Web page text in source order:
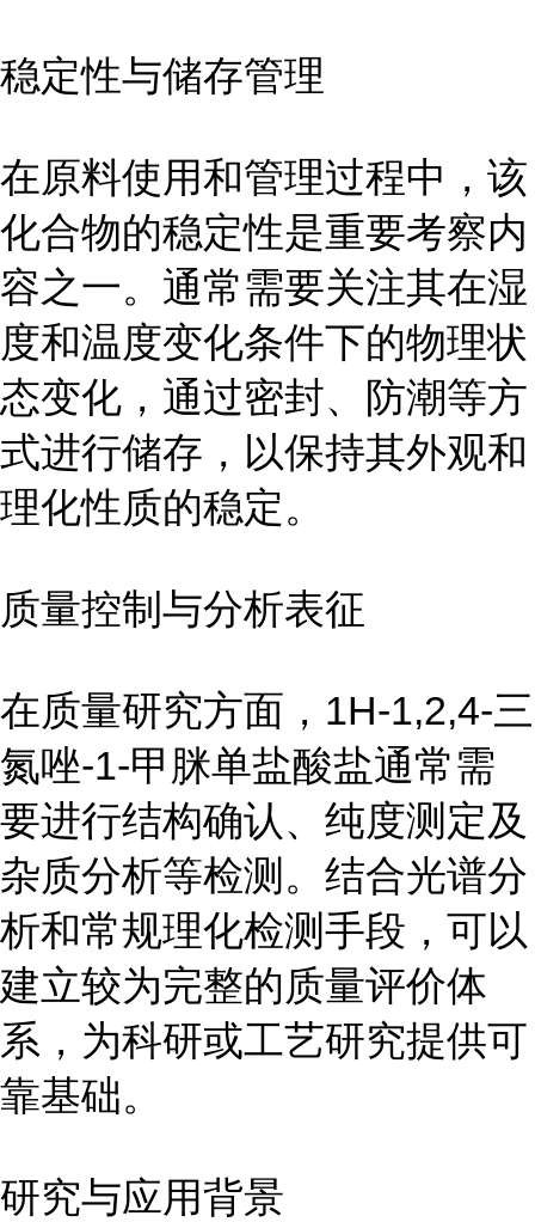
稳定性与储存管理
在原料使用和管理过程中，该
化合物的稳定性是重要考察内
容之一。通常需要关注其在湿
度和温度变化条件下的物理状
态变化，通过密封、防潮等方
式进行储存，以保持其外观和
理化性质的稳定。
质量控制与分析表征
在质量研究方面，1H-1,2,4-三
氮唑-1-甲脒单盐酸盐通常需
要进行结构确认、纯度测定及
杂质分析等检测。结合光谱分
析和常规理化检测手段，可以
建立较为完整的质量评价体
系，为科研或工艺研究提供可
靠基础。
研究与应用背景